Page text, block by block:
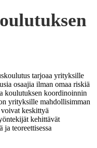
tarjoaa yrityksille
osaajia ilman omaa riskiä
koulutuksen koordinoinnin
yrityksille mahdollisimman
keskittyä
kehittävät
ja teoreettisessa